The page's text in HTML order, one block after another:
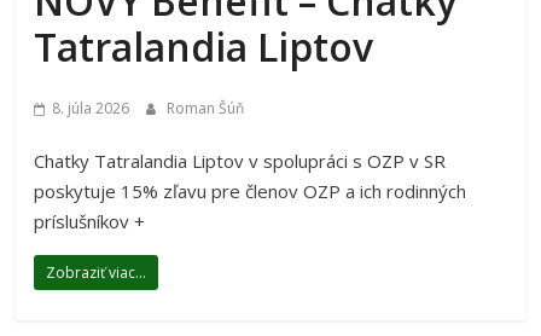
Tatralandia Liptov
8. júla 2026 Roman Šúň
Chatky Tatralandia Liptov v spolupráci s OZP v SR
poskytuje 15% zľavu pre členov OZP a ich rodinných
príslušníkov +
Zobraziť viac...